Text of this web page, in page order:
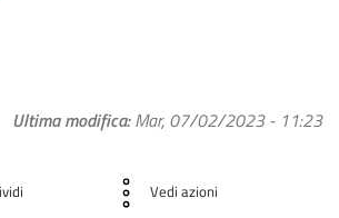
Ultima modifica Mar, 07/02/2023 - 11:23
Vedi azioni